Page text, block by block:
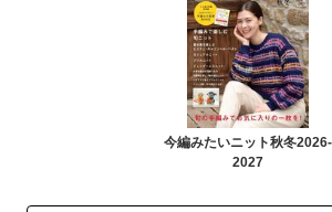
今編みたいニット秋冬2026-
2027